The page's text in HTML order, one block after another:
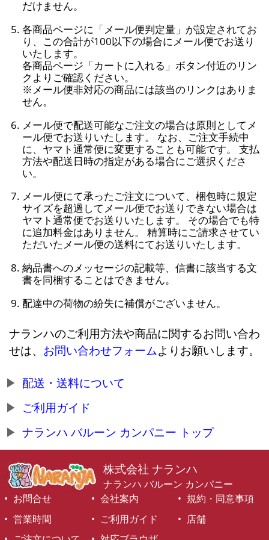
だけません。
各商品ページに「メール便判定量」が設定されてお
り、この合計が100以下の場合にメール便でお送り
いたします。
各商品ページ「カートに入れる」ボタン付近のリン
クよりご確認ください。
※メール便非対応の商品には該当のリンクはありま
せん。
メール便で配送可能なご注文の場合は原則としてメ
ール便でお送りいたします。 なお、ご注文手続中
に、ヤマト通常便に変更することも可能です。 支払
方法や配送日時の指定がある場合にご選択くださ
い。
メール便にて承ったご注文について、梱包時に規定
サイズを超過してメール便でお送りできない場合は
ヤマト通常便でお送りいたします。 その場合でも特
に追加料金はありません。 精算時にご請求させてい
ただいたメール便の送料にてお送りいたします。
納品書へのメッセージの記載等、信書に該当する文
書を同梱することはできません。
配達中の荷物の紛失に補償がございません。
ナランハのご利用方法や商品に関するお問い合わ
せは、 お問い合わせフォームよりお願いします。
配送・送料について
ご利用ガイド
ナランハ バルーン カンパニー トップ
株式会社 ナランハ
ナランハ バルーン カンパニー
お問合せ
会社案内
規約・同意事項
営業時間
ご利用ガイド
店舗